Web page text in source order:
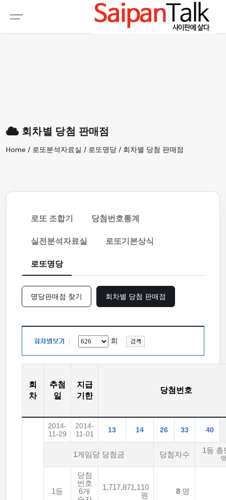
회차별 당첨 판매점
Home / 로또분석자료실 / 로또명당 / 회차별 당첨 판매점
로또 조합기
당첨번호통계
실전분석자료실
로또기본상식
로또명당
명당판매점 찾기 회차별 당첨 판매점
회
회
차
추첨
일
지급
기한
당첨번호
2014-
11-29
2014-
11-01
13 14 26 33 40
1게임당 당첨금 당첨자수
1등 총
1등
당첨
번호
6개
1,717,871,110
원
8 명
여행정보
생활정보
갤러리 & 동영상